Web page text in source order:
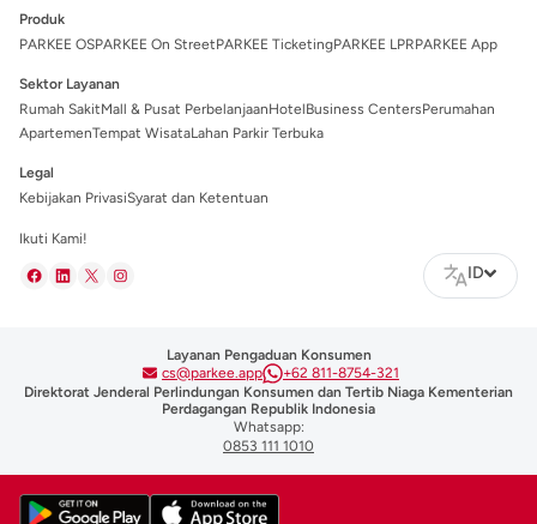
Produk
PARKEE OSPARKEE On StreetPARKEE TicketingPARKEE LPRPARKEE App
Sektor Layanan
Rumah SakitMall & Pusat PerbelanjaanHotelBusiness CentersPerumahan
ApartemenTempat WisataLahan Parkir Terbuka
Legal
Kebijakan PrivasiSyarat dan Ketentuan
Ikuti Kami!
ID
Layanan Pengaduan Konsumen
cs@parkee.app
+62 811-8754-321
Direktorat Jenderal Perlindungan Konsumen dan Tertib Niaga Kementerian
Perdagangan Republik Indonesia
Whatsapp:
0853 111 1010